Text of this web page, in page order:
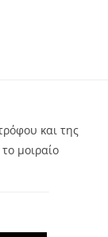
και της
μοιραίο